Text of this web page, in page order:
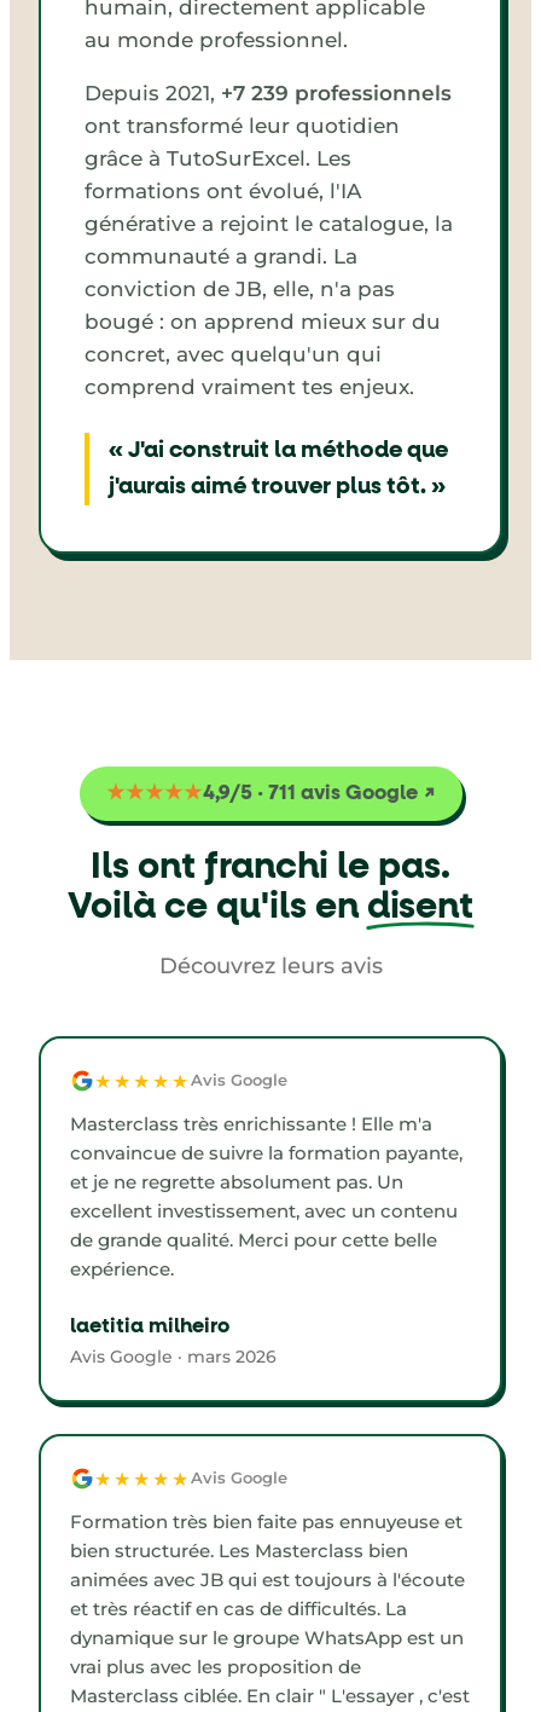
humain, directement applicable
au monde professionnel.
Depuis 2021, +7 239 professionnels
ont transformé leur quotidien
grâce à TutoSurExcel. Les
formations ont évolué, l'IA
générative a rejoint le catalogue, la
communauté a grandi. La
conviction de JB, elle, n'a pas
bougé : on apprend mieux sur du
concret, avec quelqu'un qui
comprend vraiment tes enjeux.
« J'ai construit la méthode que
j'aurais aimé trouver plus tôt. »
★★★★★4,9/5 · 711 avis Google ↗
Ils ont franchi le pas.
Voilà ce qu'ils en disent
Découvrez leurs avis
★★★★★Avis Google
Masterclass très enrichissante ! Elle m'a
convaincue de suivre la formation payante,
et je ne regrette absolument pas. Un
excellent investissement, avec un contenu
de grande qualité. Merci pour cette belle
expérience.
laetitia milheiro
Avis Google · mars 2026
★★★★★Avis Google
Formation très bien faite pas ennuyeuse et
bien structurée. Les Masterclass bien
animées avec JB qui est toujours à l'écoute
et très réactif en cas de difficultés. La
dynamique sur le groupe WhatsApp est un
vrai plus avec les proposition de
Masterclass ciblée. En clair " L'essayer , c'est